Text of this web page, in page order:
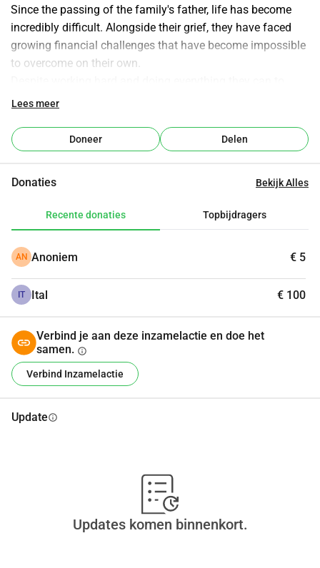
Since the passing of the family's father, life has become
incredibly difficult. Alongside their grief, they have faced
growing financial challenges that have become impossible
to overcome on their own.
move forward, the burden of debt continues to cause daily
the future, they are simply trying to get through each day.
Every donation, no matter how small, will make a
fundraiser would mean a great deal.
and helping this family regain stability and hope for the
Thank you to everyone who chooses to support them
during this difficult time. ❤️
Lees meer
Doneer Delen
Donaties Bekijk Alles
Recente donaties Topbijdragers
AN Anoniem € 5
IT Ital € 100
Verbind je aan deze inzamelactie en doe het
samen. info
Verbind Inzamelactie
Updateinfo
Updates komen binnenkort.